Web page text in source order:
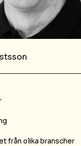
från olika branscher